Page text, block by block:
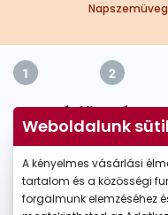
1 2
Kérjük
Weboldalunk
A kényelmes vásárlási
tartalom és a közösségi
forgalmunk elemzéséhez